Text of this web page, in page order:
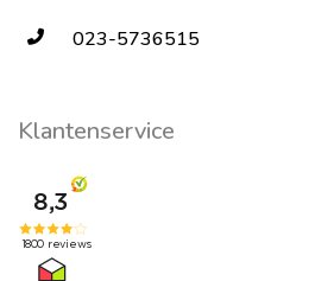
023-5736515
Klantenservice